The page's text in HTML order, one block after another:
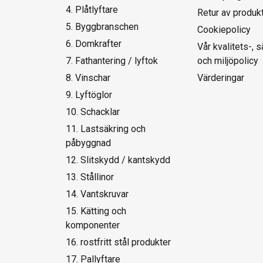
4. Plåtlyftare
5. Byggbranschen
6. Domkrafter
7. Fathantering / lyftok
8. Vinschar
9. Lyftöglor
10. Schacklar
11. Lastsäkring och
påbyggnad
12. Slitskydd / kantskydd
13. Stållinor
14. Vantskruvar
15. Kätting och
komponenter
16. rostfritt stål produkter
17. Pallyftare
Retur av
Cookiepolicy
Vår kvalitets-,
och miljöpolicy
Värderingar